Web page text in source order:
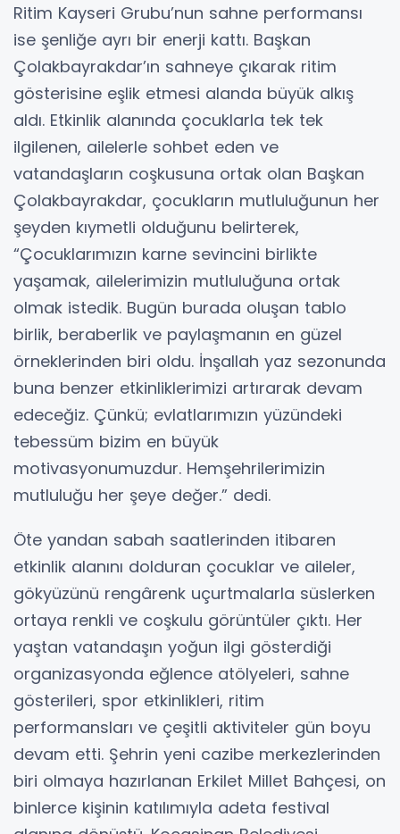
Ritim Kayseri Grubu’nun sahne performansı
ise şenliğe ayrı bir enerji kattı. Başkan
Çolakbayrakdar’ın sahneye çıkarak ritim
gösterisine eşlik etmesi alanda büyük alkış
aldı. Etkinlik alanında çocuklarla tek tek
ilgilenen, ailelerle sohbet eden ve
vatandaşların coşkusuna ortak olan Başkan
Çolakbayrakdar, çocukların mutluluğunun her
şeyden kıymetli olduğunu belirterek,
“Çocuklarımızın karne sevincini birlikte
yaşamak, ailelerimizin mutluluğuna ortak
olmak istedik. Bugün burada oluşan tablo
birlik, beraberlik ve paylaşmanın en güzel
örneklerinden biri oldu. İnşallah yaz sezonunda
buna benzer etkinliklerimizi artırarak devam
edeceğiz. Çünkü; evlatlarımızın yüzündeki
tebessüm bizim en büyük
motivasyonumuzdur. Hemşehrilerimizin
mutluluğu her şeye değer.” dedi.
Öte yandan sabah saatlerinden itibaren
etkinlik alanını dolduran çocuklar ve aileler,
gökyüzünü rengârenk uçurtmalarla süslerken
ortaya renkli ve coşkulu görüntüler çıktı. Her
yaştan vatandaşın yoğun ilgi gösterdiği
organizasyonda eğlence atölyeleri, sahne
gösterileri, spor etkinlikleri, ritim
performansları ve çeşitli aktiviteler gün boyu
devam etti. Şehrin yeni cazibe merkezlerinden
biri olmaya hazırlanan Erkilet Millet Bahçesi, on
binlerce kişinin katılımıyla adeta festival